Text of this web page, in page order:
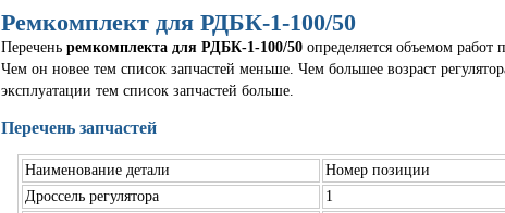
Ремкомплект для РДБК-1-100/50
Перечень ремкомплекта для РДБК-1-100/50определяется объемом работ
Чем он новее тем список запчастей меньше. Чем большее возраст
эксплуатации тем список запчастей больше.
Перечень запчастей
Наименование детали Номер позиции
Дроссель регулятора
1